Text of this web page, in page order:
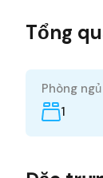
Tổng
Phòng ngủ
1